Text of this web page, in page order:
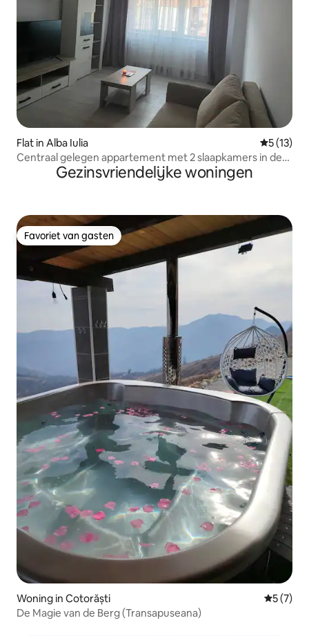
Flat in Alba Iulia
5 (13)
Centraal gelegen appartement met 2 slaapkamers in de
buurt van Citadel & Park
Gezinsvriendelijke woningen
Favoriet van gasten
Favoriet van gasten
Woning in Cotorăști
5 (7)
De Magie van de Berg (Transapuseana)